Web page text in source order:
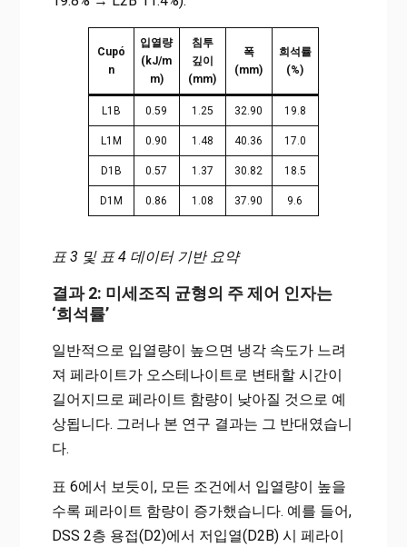
Cupó
n
입열량
(kJ/m
m)
침투
깊이
(mm)
폭
(mm)
희석률
(%)
L1B 0.59 1.25 32.90 19.8
L1M 0.90 1.48 40.36 17.0
D1B 0.57 1.37 30.82 18.5
D1M 0.86 1.08 37.90 9.6
표 3 및 표 4 데이터 기반 요약
결과 2: 미세조직 균형의 주 제어 인자는
‘희석률’
일반적으로 입열량이 높으면 냉각 속도가 느려
져 페라이트가 오스테나이트로 변태할 시간이
길어지므로 페라이트 함량이 낮아질 것으로 예
상됩니다. 그러나 본 연구 결과는 그 반대였습니
다.
표 6에서 보듯이, 모든 조건에서 입열량이 높을
수록 페라이트 함량이 증가했습니다. 예를 들어,
DSS 2층 용접(D2)에서 저입열(D2B) 시 페라이